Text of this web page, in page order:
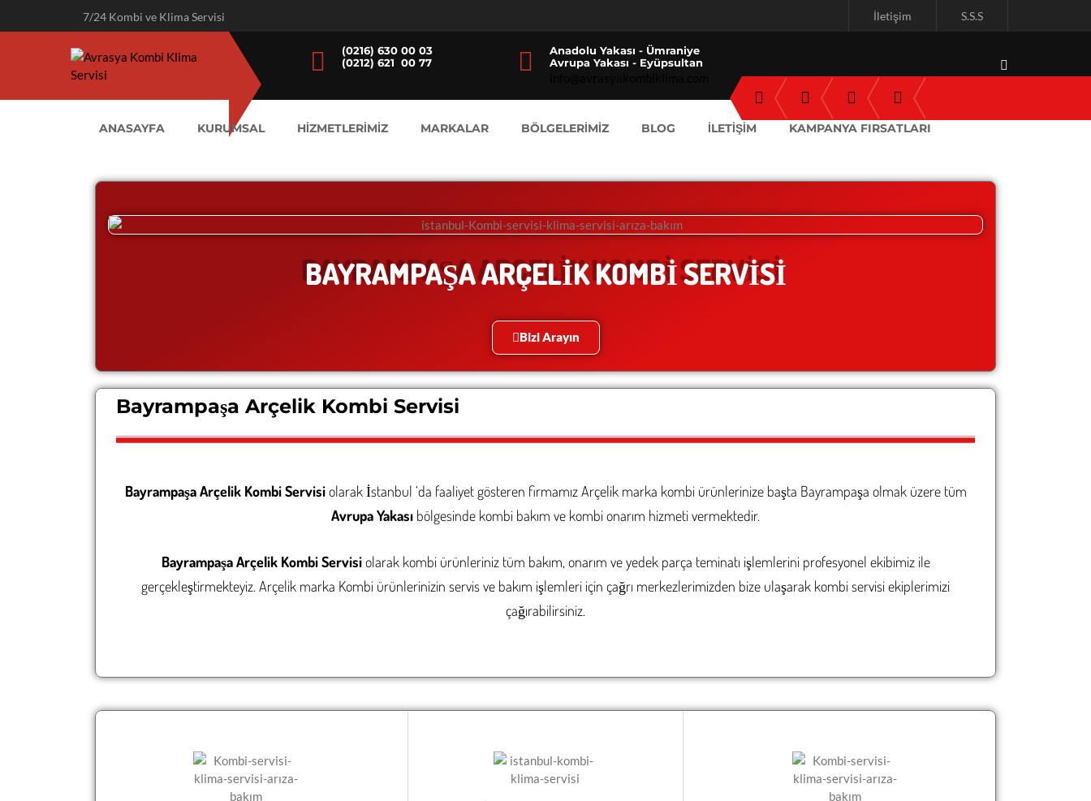
7/24 Kombi ve Klima Servisi İletişim S.S.S
(0216) 630 00 03
(0212) 621 00 77
Anadolu Yakası - Ümraniye
Avrupa Yakası - Eyüpsultan
ANASAYFA KURUMSAL HİZMETLERİMİZ MARKALAR BÖLGELERİMİZ BLOG İLETİŞİM KAMPANYA FIRSATLARI
BAYRAMPAŞA ARÇELİK KOMBİ SERVİSİ
Bizi Arayın
Bayrampaşa Arçelik Kombi Servisi
Bayrampaşa Arçelik Kombi Servisiolarak İstanbul ‘da faaliyet gösteren firmamız Arçelik marka kombi ürünlerinize başta Bayrampaşa olmak üzere tüm
Avrupa Yakası bölgesinde kombi bakım ve kombi onarım hizmeti vermektedir.
Bayrampaşa Arçelik Kombi Servisiolarak kombi ürünleriniz tüm bakım, onarım ve yedek parça teminatı işlemlerini profesyonel ekibimiz ile
gerçekleştirmekteyiz. Arçelik marka Kombi ürünlerinizin servis ve bakım işlemleri için çağrı merkezlerimizden bize ulaşarak kombi servisi ekiplerimizi
çağırabilirsiniz.